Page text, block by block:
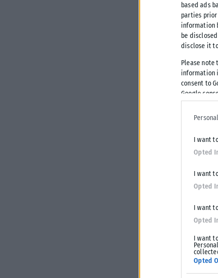
based ads
parties
information
be
disclose it
Please note
information
consent to
Google
I want
Opted
I want
Opted
I want
Opted
I want
Opted